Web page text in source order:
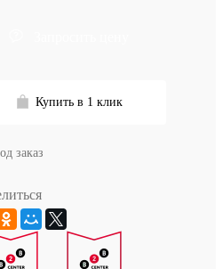
Купить в 1 клик
заказ